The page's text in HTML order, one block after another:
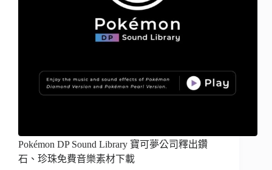
Pokémon DP Sound Library 寶可夢公司釋出鑽
石、珍珠免費音樂素材下載